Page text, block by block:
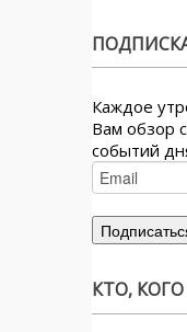
Каждое
Вам обзор
событий
КТО, КОГО